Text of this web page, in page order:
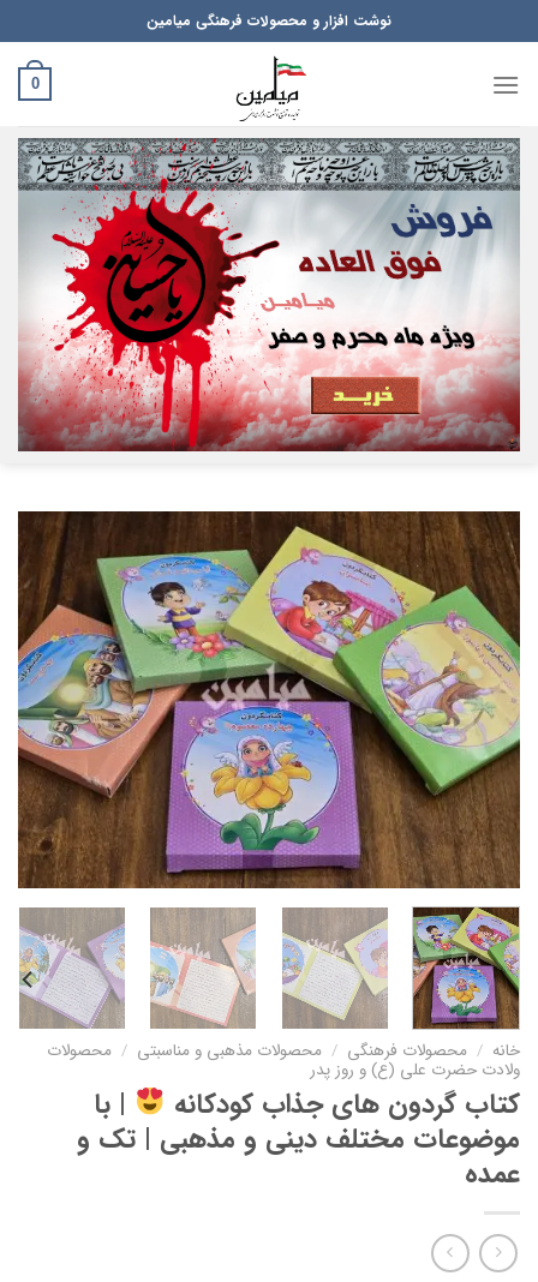
to
content
نوشت افزار و محصولات فرهنگی میامین
0
خانه / محصولات فرهنگی / محصولات مذهبی و مناسبتی / محصولات
ولادت حضرت علی (ع) و روز پدر
کتاب گردون های جذاب کودکانه
| با
موضوعات مختلف دینی و مذهبی | تک و
عمده